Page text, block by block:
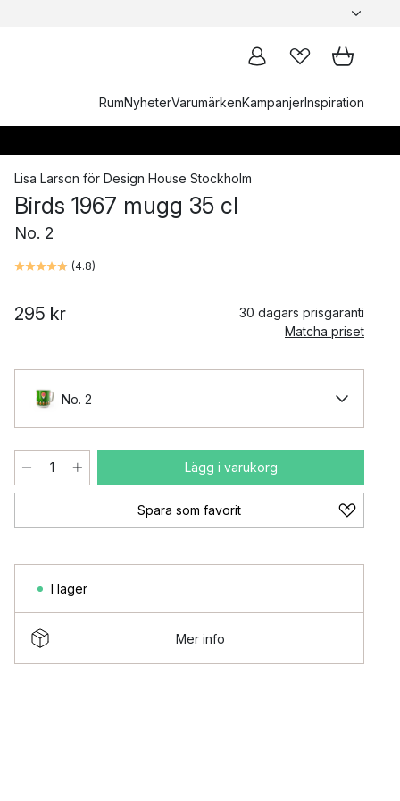
RumNyheterVarumärkenKampanjerInspiration
Lisa Larson för Design House Stockholm
Birds 1967 mugg 35 cl
No. 2
(4.8)
295 kr
30 dagars prisgaranti
Matcha priset
No. 2
Lägg i varukorg
Spara som favorit
I lager
Mer info